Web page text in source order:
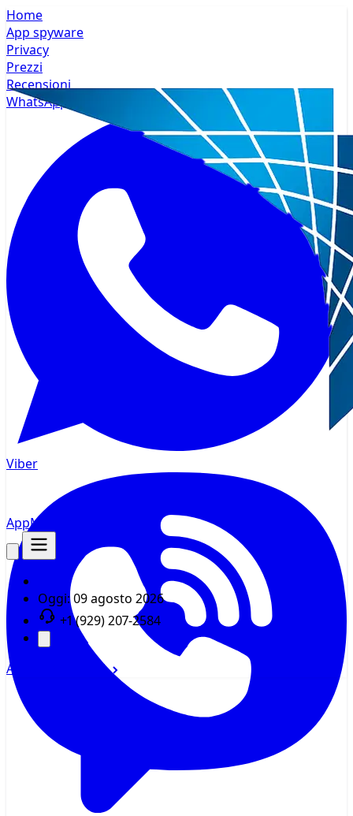
AppMsr
Oggi: 09 agosto 2026
+1 (929) 207-2584
Accedi Registrati
Home
App spyware
Privacy
Prezzi
Recensioni
WhatsApp
Viber